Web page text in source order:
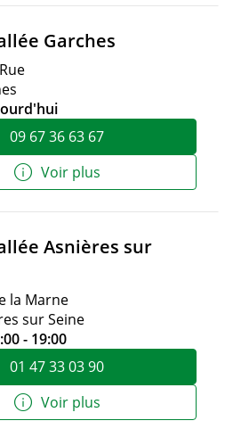
Garches
09 67 36 63 67
Voir plus
Asnières sur
la Marne
sur Seine
- 19:00
01 47 33 03 90
Voir plus